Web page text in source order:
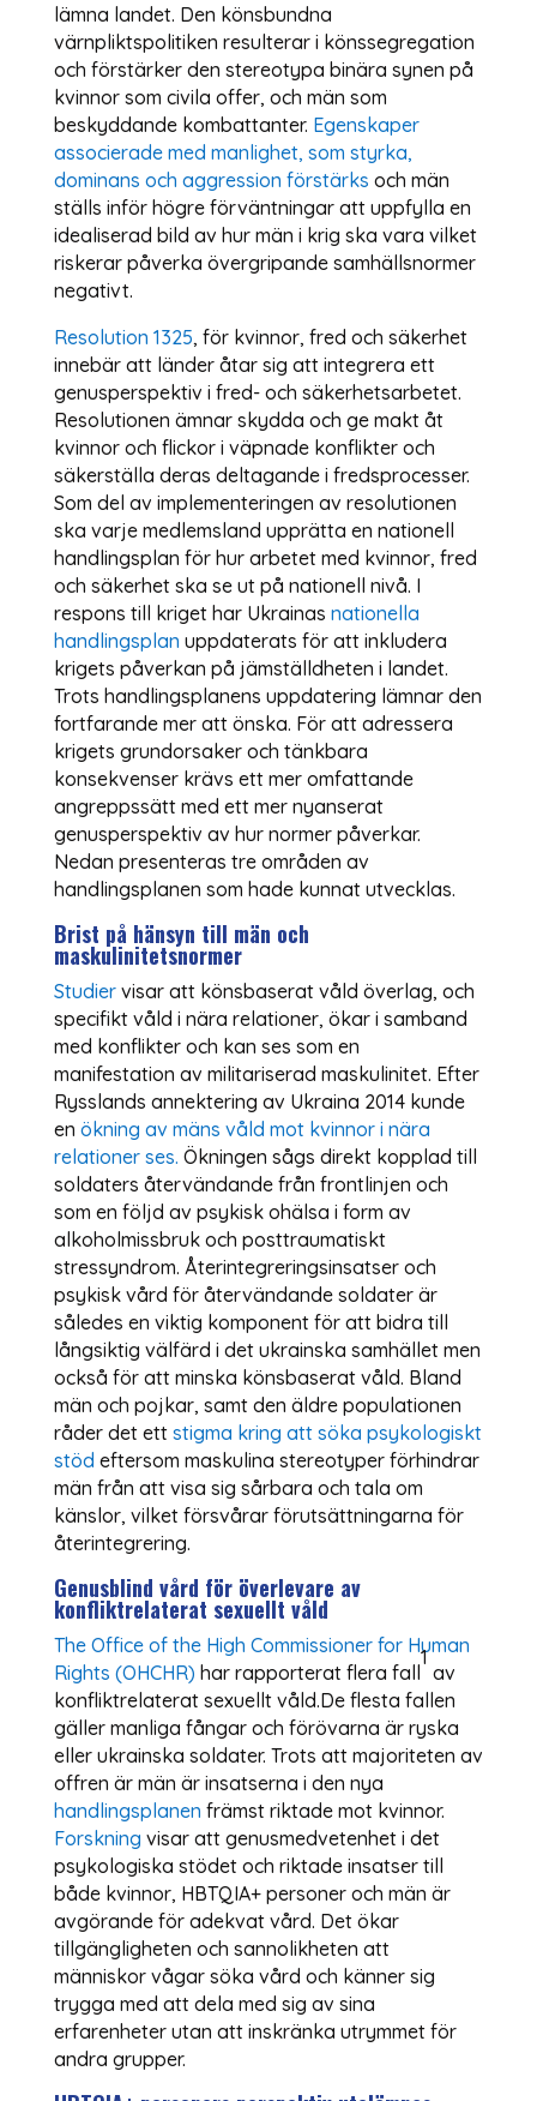
lämna landet. Den könsbundna
värnpliktspolitiken resulterar i könssegregation
och förstärker den stereotypa binära synen på
kvinnor som civila offer, och män som
beskyddande kombattanter. Egenskaper
associerade med manlighet, som styrka,
dominans och aggression förstärks och män
ställs inför högre förväntningar att uppfylla en
idealiserad bild av hur män i krig ska vara vilket
riskerar påverka övergripande samhällsnormer
negativt.
Resolution 1325, för kvinnor, fred och säkerhet
innebär att länder åtar sig att integrera ett
genusperspektiv i fred- och säkerhetsarbetet.
Resolutionen ämnar skydda och ge makt åt
kvinnor och flickor i väpnade konflikter och
säkerställa deras deltagande i fredsprocesser.
Som del av implementeringen av resolutionen
ska varje medlemsland upprätta en nationell
handlingsplan för hur arbetet med kvinnor, fred
och säkerhet ska se ut på nationell nivå. I
respons till kriget har Ukrainas nationella
handlingsplan uppdaterats för att inkludera
krigets påverkan på jämställdheten i landet.
Trots handlingsplanens uppdatering lämnar den
fortfarande mer att önska. För att adressera
krigets grundorsaker och tänkbara
konsekvenser krävs ett mer omfattande
angreppssätt med ett mer nyanserat
genusperspektiv av hur normer påverkar.
Nedan presenteras tre områden av
handlingsplanen som hade kunnat utvecklas.
Brist på hänsyn till män och
maskulinitetsnormer
Studiervisar att könsbaserat våld överlag, och
specifikt våld i nära relationer, ökar i samband
med konflikter och kan ses som en
manifestation av militariserad maskulinitet. Efter
Rysslands annektering av Ukraina 2014 kunde
en ökning av mäns våld mot kvinnor i nära
relationer ses. Ökningen sågs direkt kopplad till
soldaters återvändande från frontlinjen och
som en följd av psykisk ohälsa i form av
alkoholmissbruk och posttraumatiskt
stressyndrom. Återintegreringsinsatser och
psykisk vård för återvändande soldater är
således en viktig komponent för att bidra till
långsiktig välfärd i det ukrainska samhället men
också för att minska könsbaserat våld. Bland
män och pojkar, samt den äldre populationen
råder det ett stigma kring att söka psykologiskt
stöd eftersom maskulina stereotyper förhindrar
män från att visa sig sårbara och tala om
känslor, vilket försvårar förutsättningarna för
återintegrering.
Genusblind vård för överlevare av
konfliktrelaterat sexuellt våld
The Office of the High Commissioner for Human
Rights (OHCHR) har rapporterat flera fall
1
av
konfliktrelaterat sexuellt våld.De flesta fallen
gäller manliga fångar och förövarna är ryska
eller ukrainska soldater. Trots att majoriteten av
offren är män är insatserna i den nya
handlingsplanen främst riktade mot kvinnor.
Forskning visar att genusmedvetenhet i det
psykologiska stödet och riktade insatser till
både kvinnor, HBTQIA+ personer och män är
avgörande för adekvat vård. Det ökar
tillgängligheten och sannolikheten att
människor vågar söka vård och känner sig
trygga med att dela med sig av sina
erfarenheter utan att inskränka utrymmet för
andra grupper.